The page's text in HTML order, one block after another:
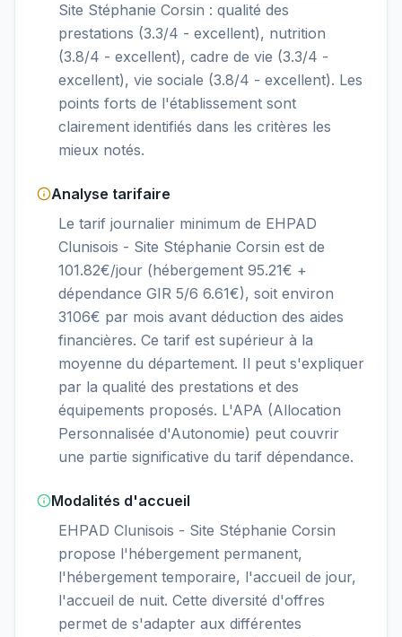
Site Stéphanie Corsin : qualité des
prestations (3.3/4 - excellent), nutrition
(3.8/4 - excellent), cadre de vie (3.3/4 -
excellent), vie sociale (3.8/4 - excellent). Les
points forts de l'établissement sont
clairement identifiés dans les critères les
mieux notés.
Analyse tarifaire
Le tarif journalier minimum de EHPAD
Clunisois - Site Stéphanie Corsin est de
101.82€/jour (hébergement 95.21€ +
dépendance GIR 5/6 6.61€), soit environ
3106€ par mois avant déduction des aides
financières. Ce tarif est supérieur à la
moyenne du département. Il peut s'expliquer
par la qualité des prestations et des
équipements proposés. L'APA (Allocation
Personnalisée d'Autonomie) peut couvrir
une partie significative du tarif dépendance.
Modalités d'accueil
EHPAD Clunisois - Site Stéphanie Corsin
propose l'hébergement permanent,
l'hébergement temporaire, l'accueil de jour,
l'accueil de nuit. Cette diversité d'offres
permet de s'adapter aux différentes